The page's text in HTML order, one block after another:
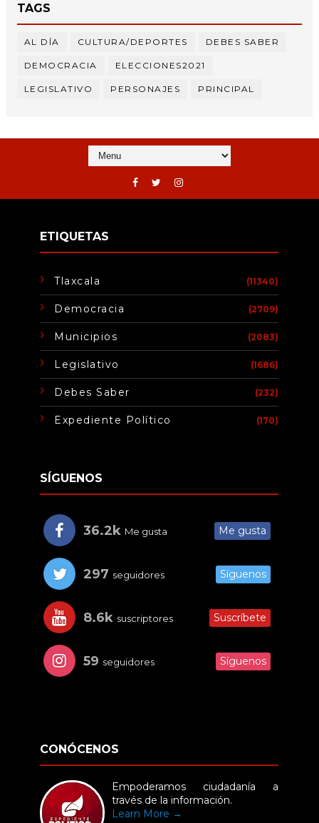
TAGS
AL DÍA CULTURA/DEPORTES DEBES SABER
DEMOCRACIA ELECCIONES2021
LEGISLATIVO PERSONAJES PRINCIPAL
ETIQUETAS
Tlaxcala (11340)
Democracia (2709)
Municipios (2083)
Legislativo (1686)
Debes Saber (232)
Expediente Político (170)
SÍGUENOS
36.2k Me gusta Me gusta
297 seguidores Síguenos
8.6k suscriptores Suscríbete
59 seguidores Síguenos
CONÓCENOS
Empoderamos ciudadanía a
través de la información.
Learn More →